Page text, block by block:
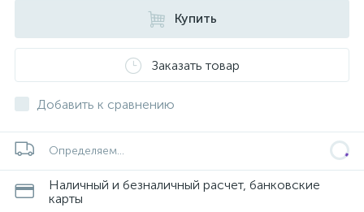
Купить
Заказать товар
Добавить к сравнению
Определяем...
Наличный и безналичный расчет, банковские
карты